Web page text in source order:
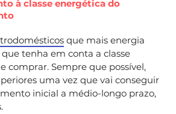
à classe energética do
que mais energia
tenha em conta a classe
comprar. Sempre que possível,
uma vez que vai conseguir
inicial a médio-longo prazo,